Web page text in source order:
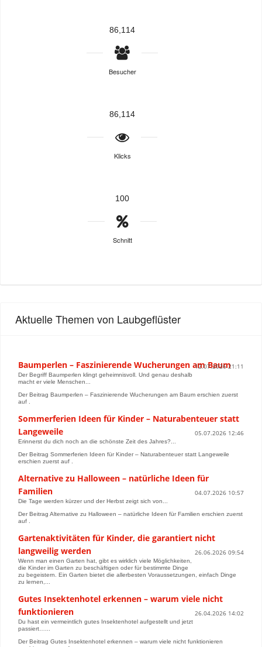
86,114
Besucher
86,114
Klicks
100
Schnitt
Aktuelle Themen von Laubgeflüster
Baumperlen – Faszinierende Wucherungen am Baum
12.07.2026 21:11
Der Begriff Baumperlen klingt geheimnisvoll. Und genau deshalb
macht er viele Menschen...
Der Beitrag Baumperlen – Faszinierende Wucherungen am Baum erschien zuerst
auf .
Sommerferien Ideen für Kinder – Naturabenteuer statt
Langeweile
05.07.2026 12:46
Erinnerst du dich noch an die schönste Zeit des Jahres?...
Der Beitrag Sommerferien Ideen für Kinder – Naturabenteuer statt Langeweile
erschien zuerst auf .
Alternative zu Halloween – natürliche Ideen für
Familien
04.07.2026 10:57
Die Tage werden kürzer und der Herbst zeigt sich von...
Der Beitrag Alternative zu Halloween – natürliche Ideen für Familien erschien zuerst
auf .
Gartenaktivitäten für Kinder, die garantiert nicht
langweilig werden
26.06.2026 09:54
Wenn man einen Garten hat, gibt es wirklich viele Möglichkeiten,
die Kinder im Garten zu beschäftigen oder für bestimmte Dinge
zu begeistern. Ein Garten bietet die allerbesten Voraussetzungen, einfach Dinge
zu lernen,...
Gutes Insektenhotel erkennen – warum viele nicht
funktionieren
26.04.2026 14:02
Du hast ein vermeintlich gutes Insektenhotel aufgestellt und jetzt
passiert…...
Der Beitrag Gutes Insektenhotel erkennen – warum viele nicht funktionieren